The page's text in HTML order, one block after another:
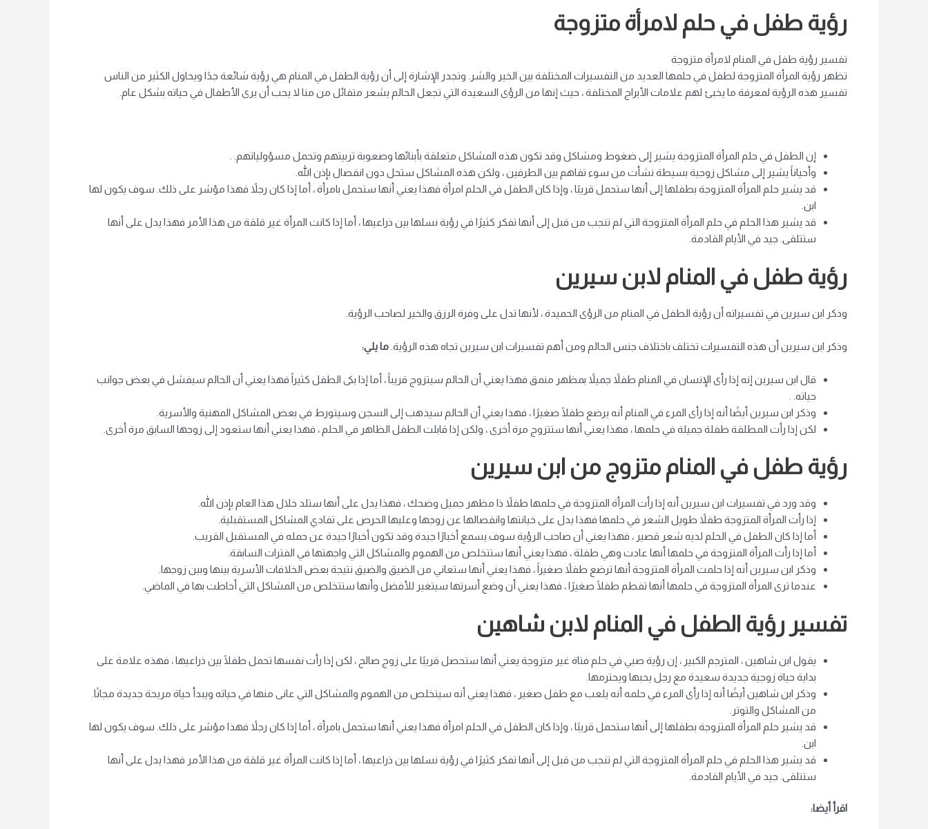
رؤية طفل في حلم لامرأة متزوجة
تفسير رؤية طفل في المنام لامرأة متزوجة
تظهر رؤية المرأة المتزوجة لطفل في حلمها العديد من التفسيرات المختلفة بين الخير والشر. وتجدر الإشارة إلى أن رؤية الطفل في المنام هي رؤية شائعة جدًا ويحاول الكثير من الناس
تفسير هذه الرؤية لمعرفة ما يخبئ لهم علامات الأبراج المختلفة ، حيث إنها من الرؤى السعيدة التي تجعل الحالم يشعر متفائل من منا لا يحب أن يرى الأطفال في حياته بشكل عام.
إن الطفل في حلم المرأة المتزوجة يشير إلى ضغوط ومشاكل وقد تكون هذه المشاكل متعلقة بأبنائها وصعوبة تربيتهم وتحمل مسؤولياتهم. .
وأحياناً يشير إلى مشاكل زوجية بسيطة نشأت من سوء تفاهم بين الطرفين ، ولكن هذه المشاكل ستحل دون انفصال بإذن الله.
قد يشير حلم المرأة المتزوجة بطفلها إلى أنها ستحمل قريبًا ، وإذا كان الطفل في الحلم امرأة فهذا يعني أنها ستحمل بامرأة ، أما إذا كان رجلاً فهذا مؤشر على ذلك. سوف يكون لها
ابن.
قد يشير هذا الحلم في حلم المرأة المتزوجة التي لم تنجب من قبل إلى أنها تفكر كثيرًا في رؤية نسلها بين ذراعيها ، أما إذا كانت المرأة غير قلقة من هذا الأمر فهذا يدل على أنها
ستتلقى. جيد في الأيام القادمة.
رؤية طفل في المنام لابن سيرين
وذكر ابن سيرين في تفسيراته أن رؤية الطفل في المنام من الرؤى الحميدة ، لأنها تدل على وفرة الرزق والخير لصاحب الرؤية.
وذكر ابن سيرين أن هذه التفسيرات تختلف باختلاف جنس الحالم ومن أهم تفسيرات ابن سيرين تجاه هذه الرؤية. ما يلي:
قال ابن سيرين إنه إذا رأى الإنسان في المنام طفلاً جميلاً بمظهر منمق فهذا يعني أن الحالم سيتزوج قريباً ، أما إذا بكى الطفل كثيراً فهذا يعني أن الحالم سيفشل في بعض جوانب
حياته. .
وذكر ابن سيرين أيضًا أنه إذا رأى المرء في المنام أنه يرضع طفلًا صغيرًا ، فهذا يعني أن الحالم سيذهب إلى السجن وسيتورط في بعض المشاكل المهنية والأسرية.
لكن إذا رأت المطلقة طفلة جميلة في حلمها ، فهذا يعني أنها ستتزوج مرة أخرى ، ولكن إذا قابلت الطفل الظاهر في الحلم ، فهذا يعني أنها ستعود إلى زوجها السابق مرة أخرى.
رؤية طفل في المنام متزوج من ابن سيرين
وقد ورد في تفسيرات ابن سيرين أنه إذا رأت المرأة المتزوجة في حلمها طفلاً ذا مظهر جميل وضحك ، فهذا يدل على أنها ستلد خلال هذا العام بإذن الله.
إذا رأت المرأة المتزوجة طفلاً طويل الشعر في حلمها فهذا يدل على خيانتها وانفصالها عن زوجها وعليها الحرص على تفادي المشاكل المستقبلية.
أما إذا كان الطفل في الحلم لديه شعر قصير ، فهذا يعني أن صاحب الرؤية سوف يسمع أخبارًا جيدة وقد تكون أخبارًا جيدة عن حمله في المستقبل القريب.
أما إذا رأت المرأة المتزوجة في حلمها أنها عادت وهي طفلة ، فهذا يعني أنها ستتخلص من الهموم والمشاكل التي واجهتها في الفترات السابقة.
وذكر ابن سيرين أنه إذا حلمت المرأة المتزوجة أنها ترضع طفلاً صغيراً ، فهذا يعني أنها ستعاني من الضيق والضيق نتيجة بعض الخلافات الأسرية بينها وبين زوجها.
عندما ترى المرأة المتزوجة في حلمها أنها تفطم طفلًا صغيرًا ، فهذا يعني أن وضع أسرتها سيتغير للأفضل وأنها ستتخلص من المشاكل التي أحاطت بها في الماضي.
تفسير رؤية الطفل في المنام لابن شاهين
يقول ابن شاهين ، المترجم الكبير ، إن رؤية صبي في حلم فتاة غير متزوجة يعني أنها ستحصل قريبًا على زوج صالح ، لكن إذا رأت نفسها تحمل طفلًا بين ذراعيها ، فهذه علامة على
بداية حياة زوجية جديدة سعيدة مع رجل يحبها ويحترمها.
وذكر ابن شاهين أيضًا أنه إذا رأى المرء في حلمه أنه يلعب مع طفل صغير ، فهذا يعني أنه سيتخلص من الهموم والمشاكل التي عانى منها في حياته ويبدأ حياة مريحة جديدة مجانًا.
من المشاكل والتوتر.
قد يشير حلم المرأة المتزوجة بطفلها إلى أنها ستحمل قريبًا ، وإذا كان الطفل في الحلم امرأة فهذا يعني أنها ستحمل بامرأة ، أما إذا كان رجلاً فهذا مؤشر على ذلك. سوف يكون لها
ابن.
قد يشير هذا الحلم في حلم المرأة المتزوجة التي لم تنجب من قبل إلى أنها تفكر كثيرًا في رؤية نسلها بين ذراعيها ، أما إذا كانت المرأة غير قلقة من هذا الأمر فهذا يدل على أنها
ستتلقى. جيد في الأيام القادمة.
اقرأ أيضا: